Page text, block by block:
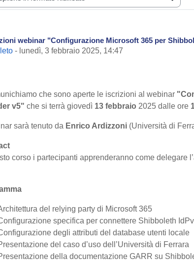
webinar "Configurazione Microsoft 365 per
- lunedì, 3 febbraio 2025, 14:47
0
che sono aperte le iscrizioni al webinar
v5" che si terrà giovedì 13 febbraio 2025 dalle ore
sarà tenuto da Enrico Ardizzoni (Università di
corso i partecipanti apprenderanno come delegare
del relying party di Microsoft 365
specifica per connettere Shibboleth
degli attributi del database utenti locale
del caso d’uso dell’Università di Ferrara
della documentazione GARR su